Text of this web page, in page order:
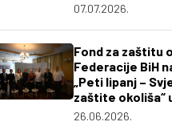
07.07.2026.
Fond za zaštitu
Federacije BiH
„Peti lipanj –
zaštite okoliša“
26.06.2026.